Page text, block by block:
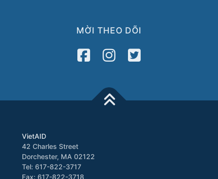
MỜI THEO DÕI
VietAID
42 Charles Street
Dorchester, MA 02122
Tel: 617-822-3717
Fax: 617-822-3718